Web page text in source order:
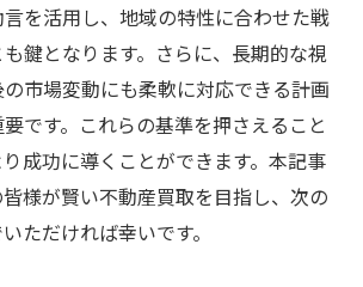
を活用し、地域の特性に合わせた戦
鍵となります。さらに、長期的な視
市場変動にも柔軟に対応できる計画
です。これらの基準を押さえること
成功に導くことができます。本記事
様が賢い不動産買取を目指し、次の
ただければ幸いです。